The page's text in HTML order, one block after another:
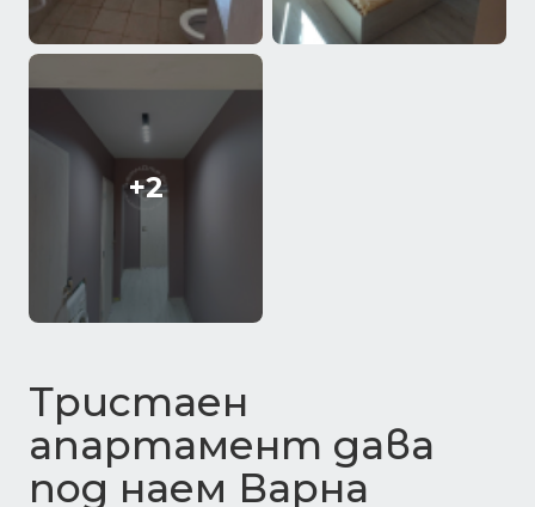
+2
Тристаен
апартамент дава
под наем Варна